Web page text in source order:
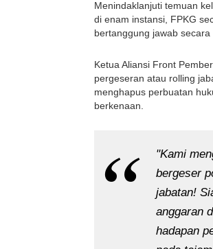
Menindaklanjuti temuan
di enam instansi, FPKG
bertanggung jawab secara
Ketua Aliansi Front
pergeseran atau rolling
menghapus perbuatan
berkenaan.
"Kami
bergeser
jabatan!
anggaran
hadapan